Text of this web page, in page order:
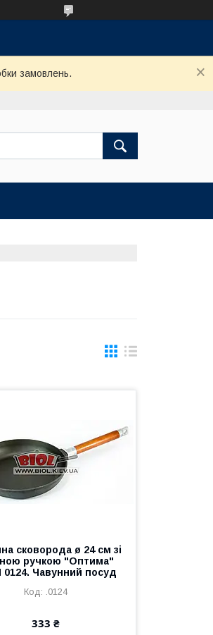
замовлень.
сковорода ø 24 см зі
ручкою "Оптима"
0124. Чавунний посуд
.0124
333 ₴